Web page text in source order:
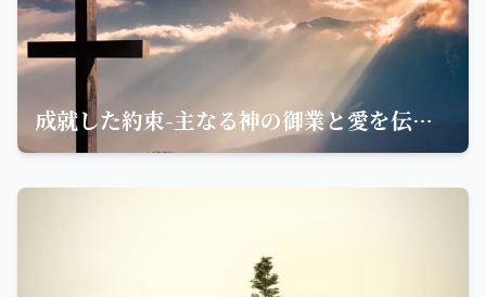
成就した約束-主なる神の御業と愛を伝える